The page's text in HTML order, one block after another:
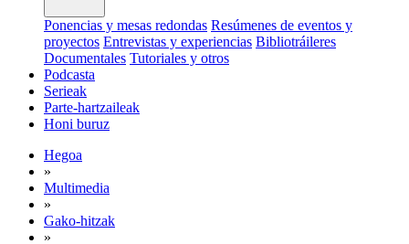
Ponencias y mesas redondas Resúmenes de eventos y
proyectos Entrevistas y experiencias Bibliotráileres
Documentales Tutoriales y otros
Podcasta
Serieak
Parte-hartzaileak
Honi buruz
Hegoa
»
Multimedia
»
Gako-hitzak
»